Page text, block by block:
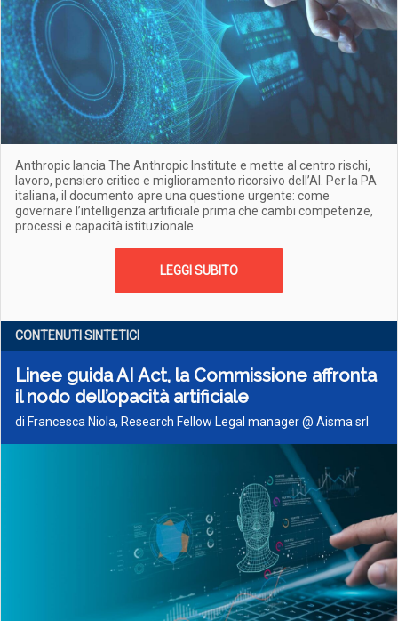
Anthropic lancia The Anthropic Institute e mette al centro rischi,
lavoro, pensiero critico e miglioramento ricorsivo dell’AI. Per la PA
italiana, il documento apre una questione urgente: come
governare l’intelligenza artificiale prima che cambi competenze,
processi e capacità istituzionale
LEGGI SUBITO
CONTENUTI SINTETICI
Linee guida AI Act, la Commissione affronta
il nodo dell’opacità artificiale
di Francesca Niola, Research Fellow Legal manager @ Aisma srl